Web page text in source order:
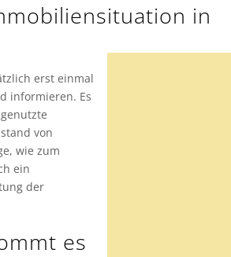
in
erst einmal
informieren. Es
von
wie zum
ein
der
es